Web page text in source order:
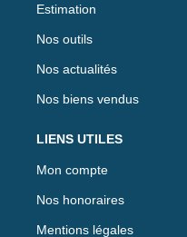
Estimation
Nos outils
Nos actualités
Nos biens vendus
LIENS UTILES
Mon compte
Nos honoraires
Mentions légales